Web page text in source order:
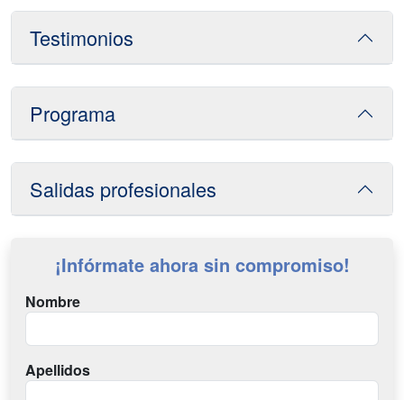
Testimonios
Programa
Salidas profesionales
¡Infórmate ahora sin compromiso!
Nombre
Apellidos